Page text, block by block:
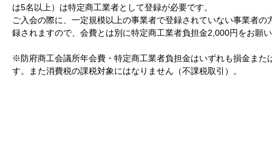
は5名以上）は特定商工業者として登録が必要です。
ご入会の際に、一定規模以上の事業者で登録されていない事業者
録されますので、会費とは別に特定商工業者負担金2,000円をお願
※防府商工会議所年会費・特定商工業者負担金はいずれも損金ま
す。また消費税の課税対象にはなりません（不課税取引）。